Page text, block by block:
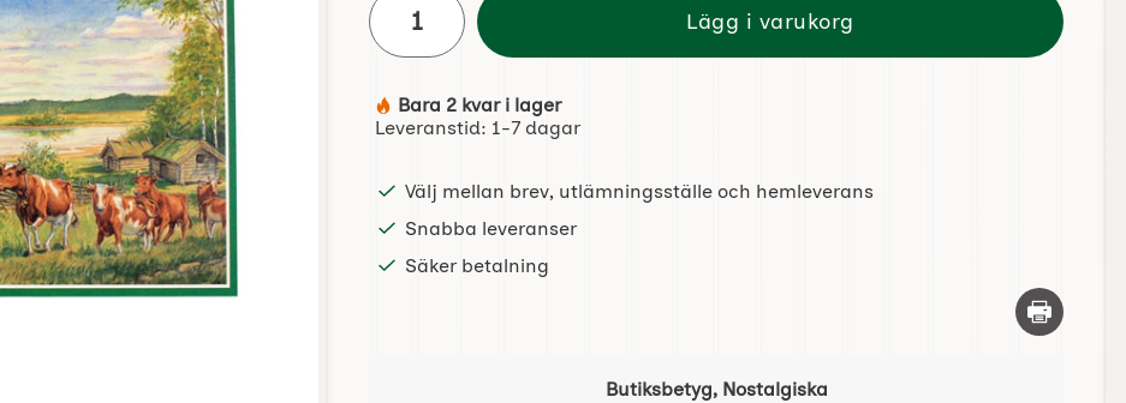
Lägg i varukorg
Tillgänglighet:
Bara 2 kvar i lager
Leveranstid: 1-7 dagar
Välj mellan brev, utlämningsställe och hemleverans
Snabba leveranser
Säker betalning
Skriv ut
Butiksbetyg, Nostalgiska